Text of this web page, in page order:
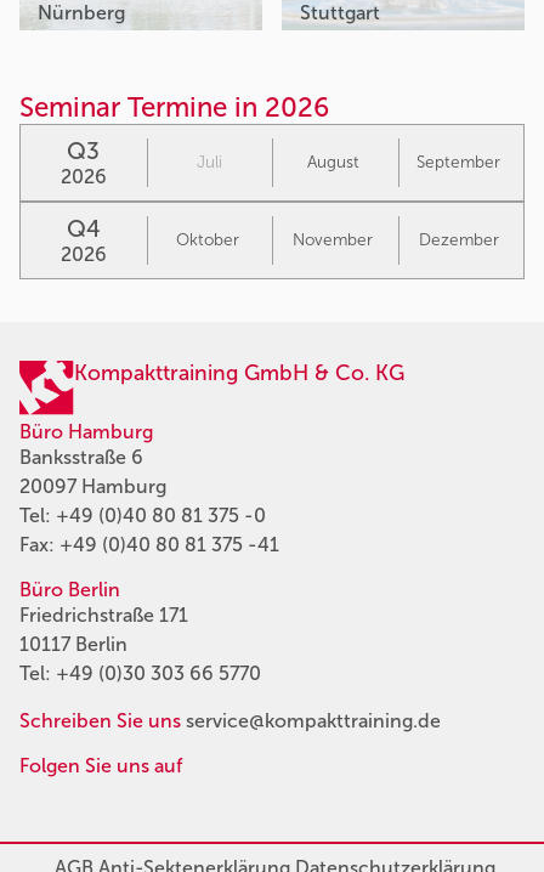
Nürnberg Stuttgart
Seminar Termine in 2026
Q3
2026
Juli August September
Q4
2026
Oktober November Dezember
Kompakttraining GmbH & Co. KG
Büro Hamburg
Banksstraße 6
20097 Hamburg
Tel: +49 (0)40 80 81 375 -0
Fax: +49 (0)40 80 81 375 -41
Büro Berlin
Friedrichstraße 171
10117 Berlin
Tel: +49 (0)30 303 66 5770
Schreiben Sie uns service@kompakttraining.de
Folgen Sie uns auf